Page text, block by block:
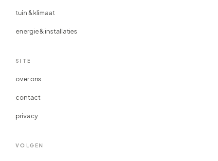
tuin & klimaat
energie & installaties
SITE
over ons
contact
privacy
VOLGEN